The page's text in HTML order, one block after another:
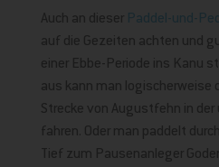
Auch an dieser Paddel-und-
auf die Gezeiten achten und
einer Ebbe-Periode ins Kanu
aus kann man logischerweise
Strecke von Augustfehn in
fahren. Oder man paddelt
Tief zum Pausenanleger